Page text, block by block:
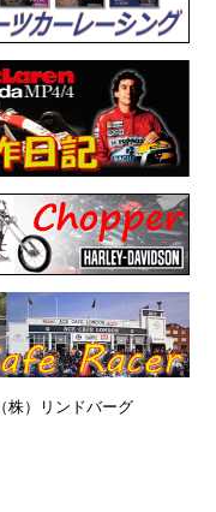
（株）リンドバーグ